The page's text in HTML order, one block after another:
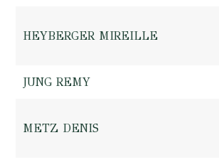
HEYBERGER MIREILLE
JUNG REMY
METZ DENIS